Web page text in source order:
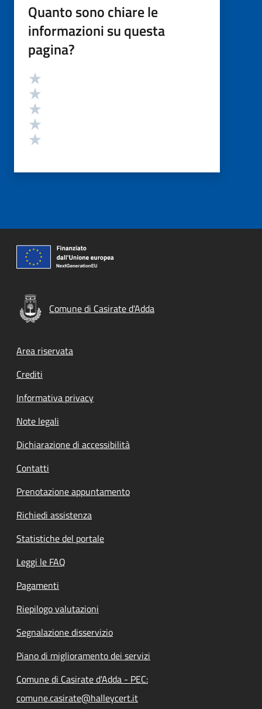
Quanto sono chiare le
informazioni su questa
pagina?
Valutazione
Comune di Casirate d'Adda
Footer menu
Area riservata
Crediti
Informativa privacy
Note legali
Dichiarazione di accessibilità
Contatti
Prenotazione appuntamento
Richiedi assistenza
Statistiche del portale
Leggi le FAQ
Pagamenti
Riepilogo valutazioni
Segnalazione disservizio
Piano di miglioramento dei servizi
Comune di Casirate d'Adda - PEC:
comune.casirate@halleycert.it